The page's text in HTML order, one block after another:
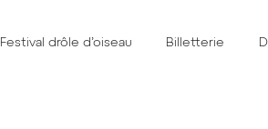
Festival drôle d’oiseau Billetterie